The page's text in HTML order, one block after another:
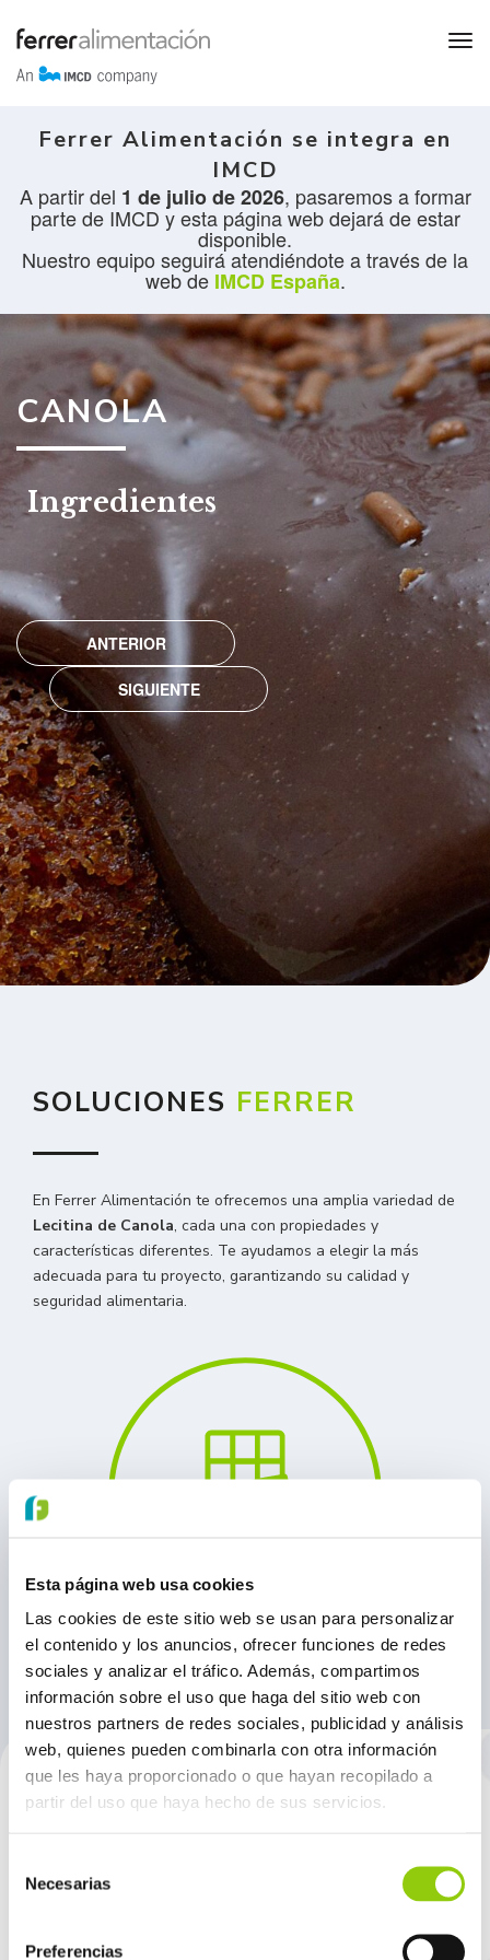
Esta página web usa cookies
Las cookies de este sitio web se usan para personalizar
el contenido y los anuncios, ofrecer funciones de redes
sociales y analizar el tráfico. Además, compartimos
información sobre el uso que haga del sitio web con
nuestros partners de redes sociales, publicidad y análisis
web, quienes pueden combinarla con otra información
que les haya proporcionado o que hayan recopilado a
partir del uso que haya hecho de sus servicios.
Necesarias
Preferencias
Ferrer Alimentación se integra en
IMCD
A partir del 1 de julio de 2026, pasaremos a formar
parte de IMCD y esta página web dejará de estar
disponible.
Nuestro equipo seguirá atendiéndote a través de la
web de IMCD España.
CANOLA
Ingredientes
ANTERIOR
SIGUIENTE
SOLUCIONES FERRER
En Ferrer Alimentación te ofrecemos una amplia variedad de
Lecitina de Canola, cada una con propiedades y
características diferentes. Te ayudamos a elegir la más
adecuada para tu proyecto, garantizando su calidad y
seguridad alimentaria.